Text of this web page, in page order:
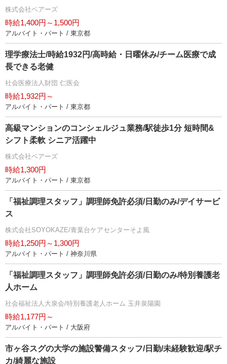
株式会社ベアーズ
時給1,400円～1,500円
アルバイト・パート / 東京都
理学療法士/時給1932円/高時給・日曜休み/チーム医療で成
長できる老健
社会医療法人財団 仁医会
時給1,932円～
アルバイト・パート / 東京都
高級マンションのコンシェルジュ業務/駅徒歩1分 短時間&
シフト柔軟 シニア活躍中
株式会社ベアーズ
時給1,300円
アルバイト・パート / 東京都
「福祉調理スタッフ」調理師免許必須/日勤のみ/デイサービ
ス
株式会社SOYOKAZE/青葉台ケアセンターそよ風
時給1,250円～1,300円
アルバイト・パート / 神奈川県
「福祉調理スタッフ」調理師免許必須/日勤のみ/特別養護老
人ホーム
社会福祉法人大泉会/特別養護老人ホーム 玉井泉陽園
時給1,177円～
アルバイト・パート / 大阪府
市ヶ谷スグの大学の施設警備スタッフ/日勤/未経験歓迎/駅チ
カ/綺麗な施設